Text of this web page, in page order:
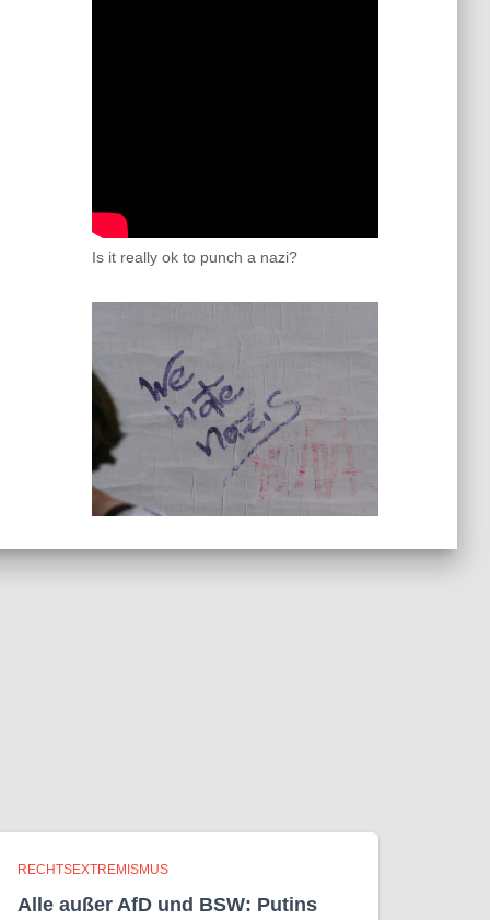
Is it really ok to punch a nazi?
RECHTSEXTREMISMUS
Alle außer AfD und BSW: Putins